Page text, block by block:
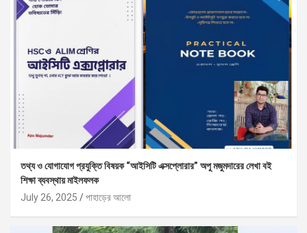
তথ্য ও যোগাযোগ প্রযুক্তি বিষয়ক “আইসিটি এক্সপ্লোরার” অপু মজুমদারের লেখা বই
শিক্ষা ব্যবস্থায় মাইলফলক
July 26, 2025
পাহাড়ের আলো